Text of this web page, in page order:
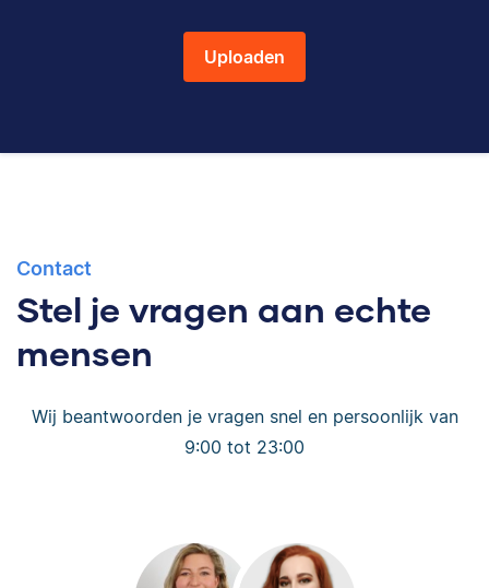
Uploaden
Contact
Stel je vragen aan echte
mensen
Wij beantwoorden je vragen snel en persoonlijk van
9:00 tot 23:00